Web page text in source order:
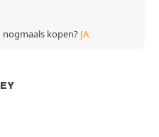
kopen? JA